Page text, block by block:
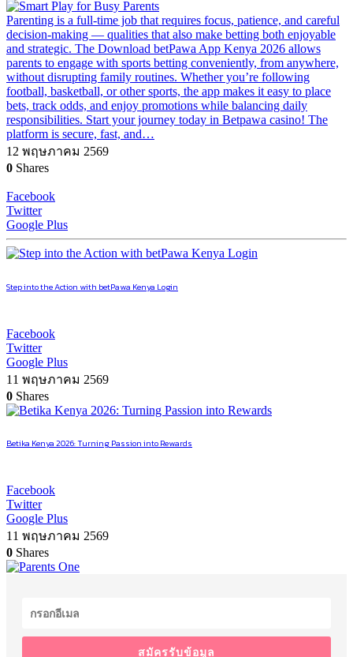
Parenting is a full-time job that requires focus, patience, and careful
decision-making — qualities that also make betting both enjoyable
and strategic. The Download betPawa App Kenya 2026 allows
parents to engage with sports betting conveniently, from anywhere,
without disrupting family routines. Whether you’re following
football, basketball, or other sports, the app makes it easy to place
bets, track odds, and enjoy promotions while balancing daily
responsibilities. Start your journey today in Betpawa casino! The
platform is secure, fast, and…
12 พฤษภาคม 2569
0 Shares
Facebook
Twitter
Google Plus
Step into the Action with betPawa Kenya Login
Facebook
Twitter
Google Plus
11 พฤษภาคม 2569
0 Shares
Betika Kenya 2026: Turning Passion into Rewards
Facebook
Twitter
Google Plus
11 พฤษภาคม 2569
0 Shares
สมัครรับข้อมูล